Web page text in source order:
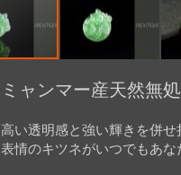
ミャンマー産天然無
高い透明感と強い輝きを併
表情のキツネがいつでもあな